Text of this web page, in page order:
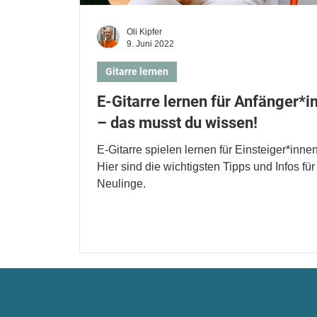
E-Gitarre lernen für
– das musst du wissen!
E-Gitarre spielen lernen für
Hier sind die wichtigsten Tipps und Infos für
Neulinge.
Gitarre lernen
Oli Kipfer
9. Juni 2022